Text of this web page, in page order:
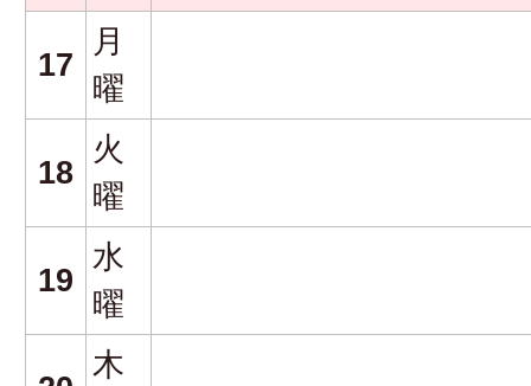
17
月
曜
18
火
曜
19
水
曜
木